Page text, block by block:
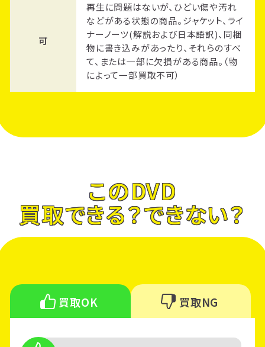
可
再生に問題はないが、ひどい傷や汚れ
などがある状態の商品。ジャケット、ライ
ナーノーツ(解説および日本語訳)、同梱
物に書き込みがあったり、それらのすべ
て、または一部に欠損がある商品。（物
によって一部買取不可）
このDVD
買取できる？できない？
買取OK 買取NG